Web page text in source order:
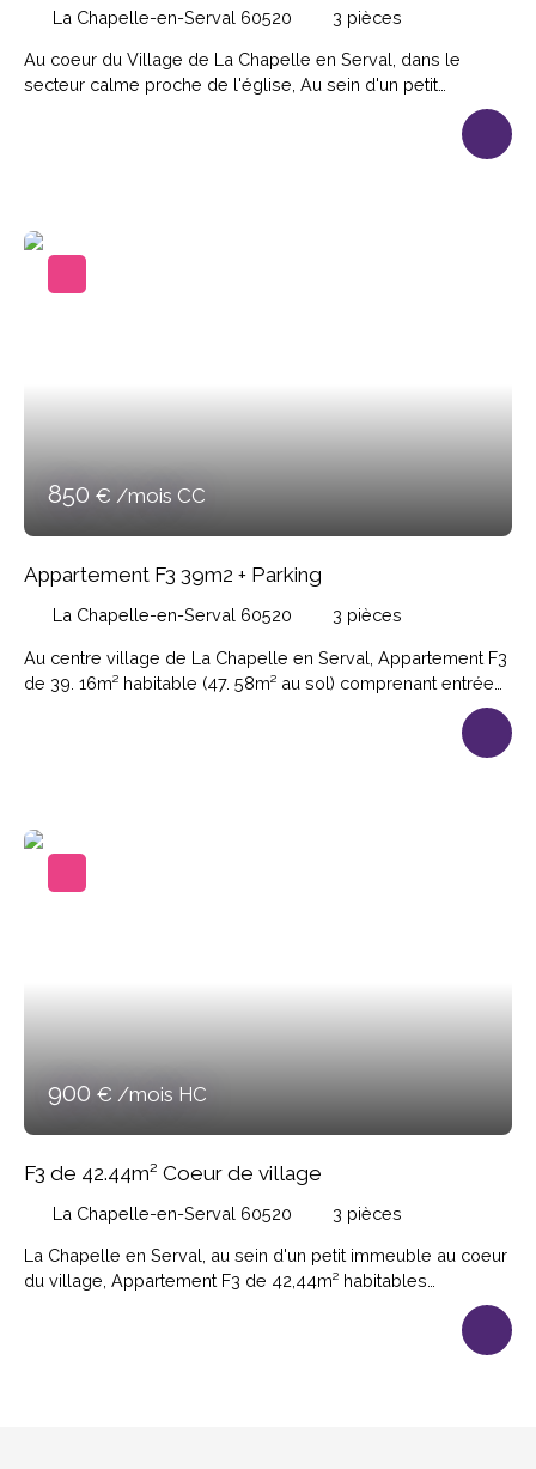
La Chapelle-en-Serval 60520 3 pièces
Au coeur du Village de La Chapelle en Serval, dans le
secteur calme proche de l'église, Au sein d'un petit
entrée sur séjour, cuisine séparée et équipée, 2 chambres,
850 € /mois CC
Appartement F3 39m2 + Parking
La Chapelle-en-Serval 60520 3 pièces
Au centre village de La Chapelle en Serval, Appartement F3
de 39. 16m² habitable (47. 58m² au sol) comprenant entrée
sur dégagement, cuisiné aménagée ouverte sur séjour, 2
chambres, salle d'eau-wc. 1 place de parking. Loyer 800€;
900 € /mois HC
F3 de 42.44m² Coeur de village
La Chapelle-en-Serval 60520 3 pièces
La Chapelle en Serval, au sein d'un petit immeuble au coeur
du village, Appartement F3 de 42,44m² habitables
comprenant entrée sur séjour, cuisine équipée ouverte sur
séjour, 2 chambres dont une avec placards, salle de bains-